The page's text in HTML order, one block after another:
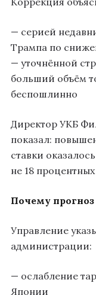
— серией
Трампа по
— уточнённой
больший объём
беспошлинно
Директор УКБ
показал:
ставки
не 18 процентных
Почему прогноз
Управление
администрации:
— ослабление
Японии